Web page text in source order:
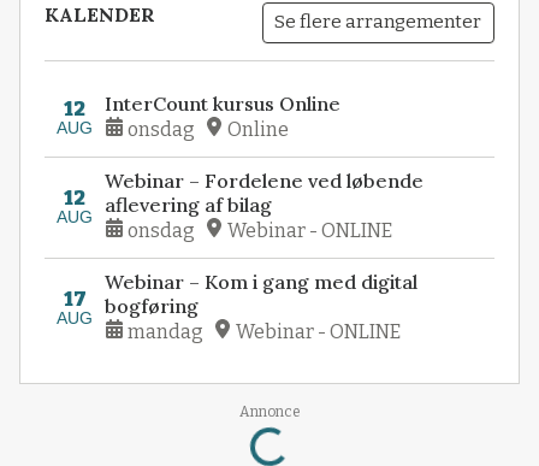
KALENDER Se flere arrangementer
12
AUG
InterCount kursus Online
onsdag Online
12
AUG
Webinar – Fordelene ved løbende
aflevering af bilag
onsdag Webinar - ONLINE
17
AUG
Webinar – Kom i gang med digital
bogføring
mandag Webinar - ONLINE
Annonce
Loading...